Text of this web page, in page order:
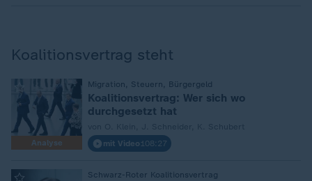
Koalitionsvertrag steht
Analyse
Migration, Steuern, Bürgergeld
Koalitionsvertrag: Wer sich wo
durchgesetzt hat
mit Video 108:27
Schwarz-Roter Koalitionsvertrag